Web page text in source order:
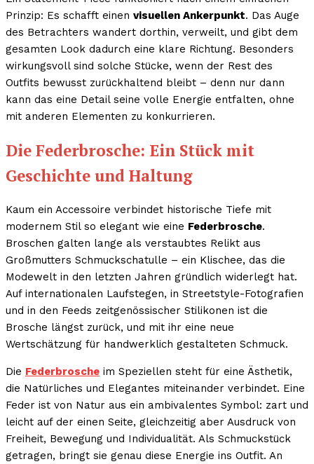
Prinzip: Es schafft einen visuellen Ankerpunkt. Das Auge
des Betrachters wandert dorthin, verweilt, und gibt dem
gesamten Look dadurch eine klare Richtung. Besonders
wirkungsvoll sind solche Stücke, wenn der Rest des
Outfits bewusst zurückhaltend bleibt – denn nur dann
kann das eine Detail seine volle Energie entfalten, ohne
mit anderen Elementen zu konkurrieren.
Die Federbrosche: Ein Stück mit
Geschichte und Haltung
Kaum ein Accessoire verbindet historische Tiefe mit
modernem Stil so elegant wie eine Federbrosche.
Broschen galten lange als verstaubtes Relikt aus
Großmutters Schmuckschatulle – ein Klischee, das die
Modewelt in den letzten Jahren gründlich widerlegt hat.
Auf internationalen Laufstegen, in Streetstyle-Fotografien
und in den Feeds zeitgenössischer Stilikonen ist die
Brosche längst zurück, und mit ihr eine neue
Wertschätzung für handwerklich gestalteten Schmuck.
Die Federbrosche im Speziellen steht für eine Ästhetik,
die Natürliches und Elegantes miteinander verbindet. Eine
Feder ist von Natur aus ein ambivalentes Symbol: zart und
leicht auf der einen Seite, gleichzeitig aber Ausdruck von
Freiheit, Bewegung und Individualität. Als Schmuckstück
getragen, bringt sie genau diese Energie ins Outfit. An